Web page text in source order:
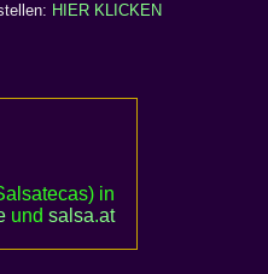
HIER KLICKEN
in
und salsa.at